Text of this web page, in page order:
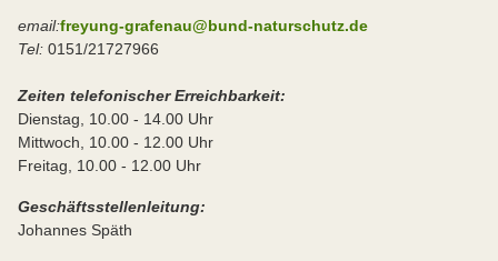
email:freyung-grafenau@bund-naturschutz.de
Tel: 0151/21727966
Zeiten telefonischer Erreichbarkeit:
Dienstag, 10.00 - 14.00 Uhr
Mittwoch, 10.00 - 12.00 Uhr
Freitag, 10.00 - 12.00 Uhr
Geschäftsstellenleitung:
Johannes Späth